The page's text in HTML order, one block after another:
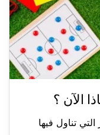
الآن ؟
تناول فيها